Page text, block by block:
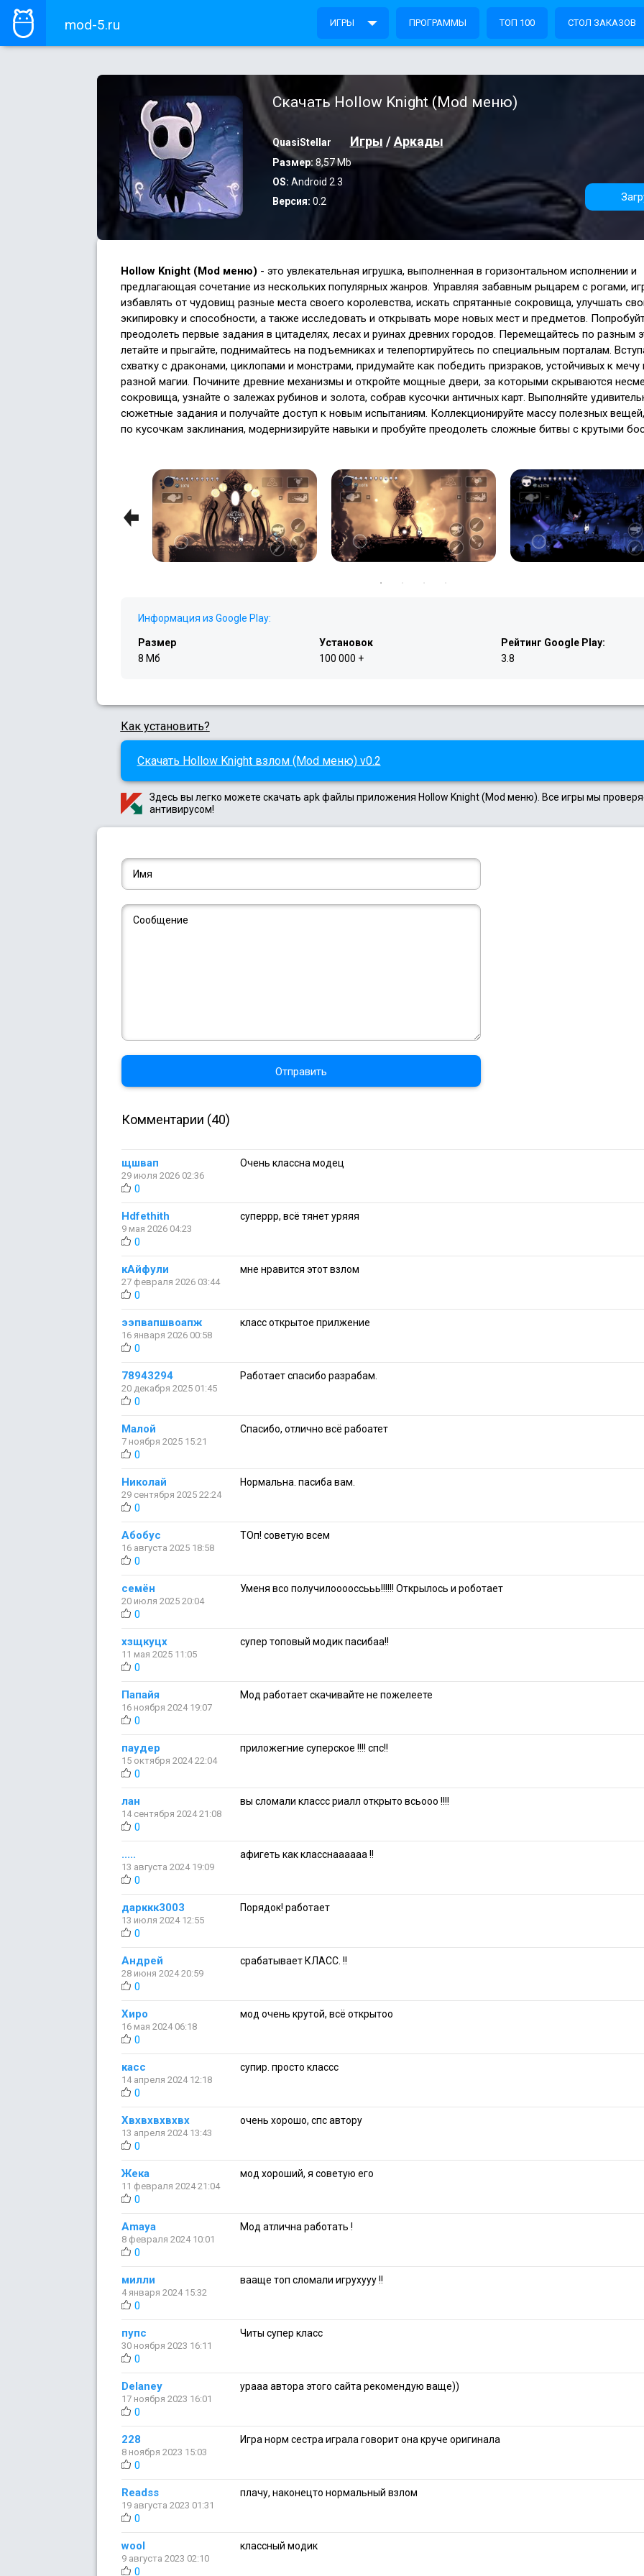
mod-5.ru ИГРЫ ПРОГРАММЫ ТОП 100 СТОЛ ЗАКАЗОВ
Скачать Hollow Knight (Mod меню)
QuasiStellar Игры /Аркады
Размер: 8,57 Mb
OS: Android 2.3
Версия: 0.2
Hollow Knight (Mod меню) - это увлекательная игрушка, выполненная в горизонтальном исполнении и
предлагающая сочетание из нескольких популярных жанров. Управляя забавным рыцарем с рогами,
избавлять от чудовищ разные места своего королевства, искать спрятанные сокровища, улучшать
экипировку и способности, а также исследовать и открывать море новых мест и предметов.
преодолеть первые задания в цитаделях, лесах и руинах древних городов. Перемещайтесь по разным
летайте и прыгайте, поднимайтесь на подъемниках и телепортируйтесь по специальным порталам.
схватку с драконами, циклопами и монстрами, придумайте как победить призраков, устойчивых к мечу
разной магии. Почините древние механизмы и откройте мощные двери, за которыми скрываются
сокровища, узнайте о залежах рубинов и золота, собрав кусочки античных карт. Выполняйте
сюжетные задания и получайте доступ к новым испытаниям. Коллекционируйте массу полезных
по кусочкам заклинания, модернизируйте навыки и пробуйте преодолеть сложные битвы с крутыми
Previous
Информация из Google Play:
Размер
8 Мб
Установок
100 000 +
Рейтинг Google Play:
3.8
Как установить?
Скачать Hollow Knight взлом (Mod меню) v0.2
Здесь вы легко можете скачать apk файлы приложения Hollow Knight (Mod меню). Все игры мы
антивирусом!
Отправить
Комментарии (40)
щшвап
29 июля 2026 02:36
Очень классна модец
0
Hdfethith
9 мая 2026 04:23
суперрр, всё тянет уряяя
0
кАйфули
27 февраля 2026 03:44
мне нравится этот взлом
0
ээпвапшвоапж
16 января 2026 00:58
класс открытое прилжение
0
78943294
20 декабря 2025 01:45
Работает спасибо разрабам.
0
Малой
7 ноября 2025 15:21
Спасибо, отлично всё рабоатет
0
Николай
29 сентября 2025 22:24
Нормальна. пасиба вам.
0
Абобус
16 августа 2025 18:58
ТОп! советую всем
0
семён
20 июля 2025 20:04
Уменя всо получилооооссььь!!!!!! Открылось и роботает
0
хзщкуцх
11 мая 2025 11:05
супер топовый модик пасибаа!!
0
Папайя
16 ноября 2024 19:07
Mод работает скачивайте не пожелеете
0
паудер
15 октября 2024 22:04
приложегние суперское !!!! спс!!
0
лан
14 сентября 2024 21:08
вы сломали классс риалл открыто всьооо !!!!
0
.....
13 августа 2024 19:09
афигеть как класснаааааа !!
0
дарккк3003
13 июля 2024 12:55
Порядок! работает
0
Андрей
28 июня 2024 20:59
срабатывает КЛАСС. !!
0
Хиро
16 мая 2024 06:18
мод очень крутой, всё открытоо
0
касс
14 апреля 2024 12:18
супир. просто классс
0
Хвхвхвхвхвх
13 апреля 2024 13:43
очень хорошо, спс автору
0
Жека
11 февраля 2024 21:04
мод хороший, я советую его
0
Amaya
8 февраля 2024 10:01
Мод атлична работать !
0
милли
4 января 2024 15:32
вааще топ сломали игрухууу !!
0
пупс
30 ноября 2023 16:11
Читы супер класс
0
Delaney
17 ноября 2023 16:01
урааа автора этого сайта рекомендую ваще))
0
228
8 ноября 2023 15:03
Игра норм сестра играла говорит она круче оригинала
0
Readss
19 августа 2023 01:31
плачу, наконецто нормальный взлом
0
wool
9 августа 2023 02:10
классный модик
0